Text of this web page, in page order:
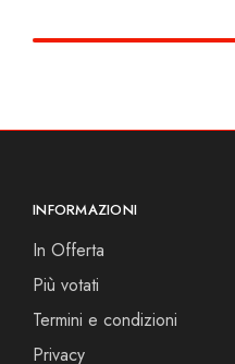
INFORMAZIONI
In Offerta
Più votati
Termini e condizioni
Privacy